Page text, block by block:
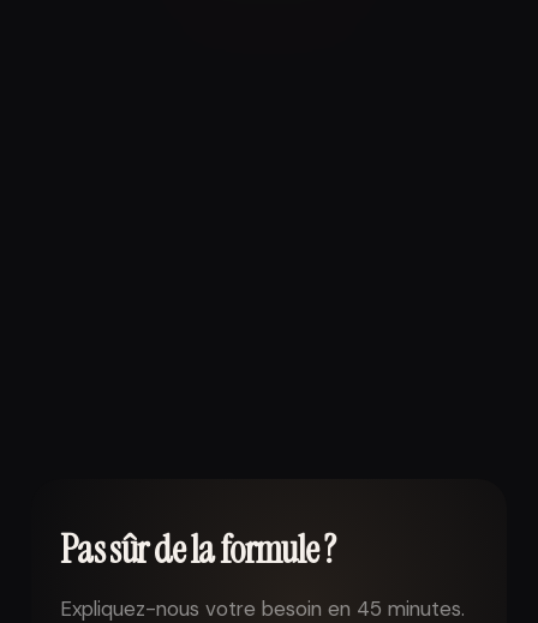
Pas sûr de la formule ?
Expliquez-nous votre besoin en 45 minutes.